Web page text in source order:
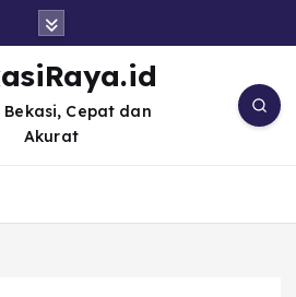
Cepat dan
Akurat